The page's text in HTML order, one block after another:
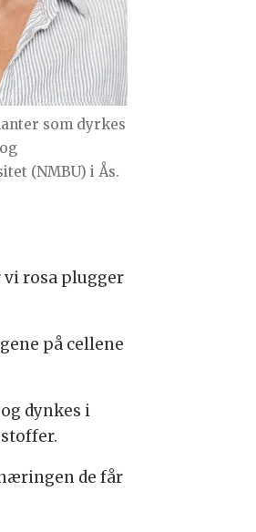
som dyrkes
(NMBU) i Ås.
vi rosa plugger
på cellene
dynkes i
de får